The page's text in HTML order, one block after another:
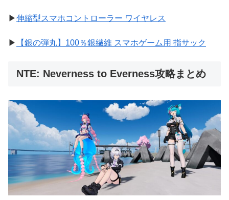
▶伸縮型スマホコントローラー ワイヤレス
▶ 【銀の弾丸】100％銀繊維 スマホゲーム用 指サック
NTE: Neverness to Everness攻略まとめ